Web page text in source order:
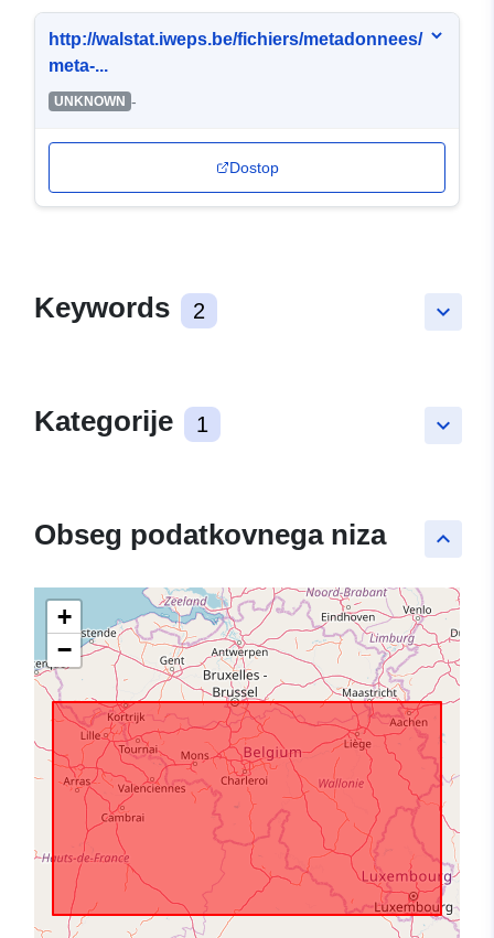
http://walstat.iweps.be/fichiers/metadonnees/
meta-...
UNKNOWN -
Dostop
keyboard_arrow_down
Keywords 2
keyboard_arrow_down
Kategorije 1
keyboard_arrow_up
Obseg podatkovnega niza
+
−